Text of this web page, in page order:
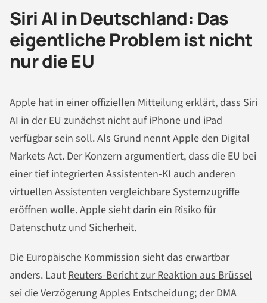
Siri AI in Deutschland: Das
eigentliche Problem ist nicht
nur die EU
Apple hatin einer offiziellen Mitteilung erklärt, dass Siri
AI in der EU zunächst nicht auf iPhone und iPad
verfügbar sein soll. Als Grund nennt Apple den Digital
Markets Act. Der Konzern argumentiert, dass die EU bei
einer tief integrierten Assistenten-KI auch anderen
virtuellen Assistenten vergleichbare Systemzugriffe
eröffnen wolle. Apple sieht darin ein Risiko für
Datenschutz und Sicherheit.
Die Europäische Kommission sieht das erwartbar
anders. LautReuters-Bericht zur Reaktion aus Brüssel
sei die Verzögerung Apples Entscheidung; der DMA